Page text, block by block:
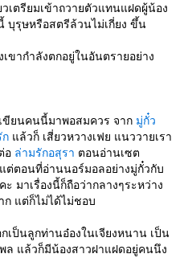
เตรียมเข้าถวายตัวแทนแฝดผู้น้อง
บุรุษหรือสตรีล้วนไม่เกี่ยง ขึ้น
ขากำลังตกอยู่ในอันตรายอย่าง
เขียนคนนี้มาพอสมควร จาก มู่กั๋ว
ก ล้วก็ เสี่ยวหวางเฟย แนววายเรา
อ ล่ามรักอสุรา ตอนอ่านเซต
ต่ตอนที่อ่านนอร์มอลอย่างมู่กั๋วกับ
มาเรื่องนี้ก็ถือว่ากลางๆระหว่าง
แต่ก็ไม่ได้ไม่ชอบ
เป็นลูกท่านอ๋องในเจียงหนาน เป็น
แล้วก็มีน้องสาวฝาแฝดอยู่คนนึง